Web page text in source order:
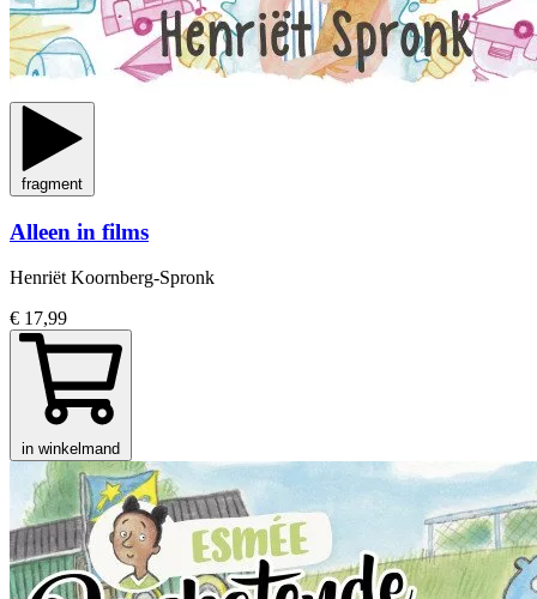
fragment
Alleen in films
Henriët Koornberg-Spronk
€ 17,99
in winkelmand